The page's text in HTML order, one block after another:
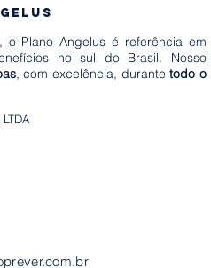
o Plano Angelus é referência em
no sul do Brasil. Nosso
, com excelência, durantetodo o